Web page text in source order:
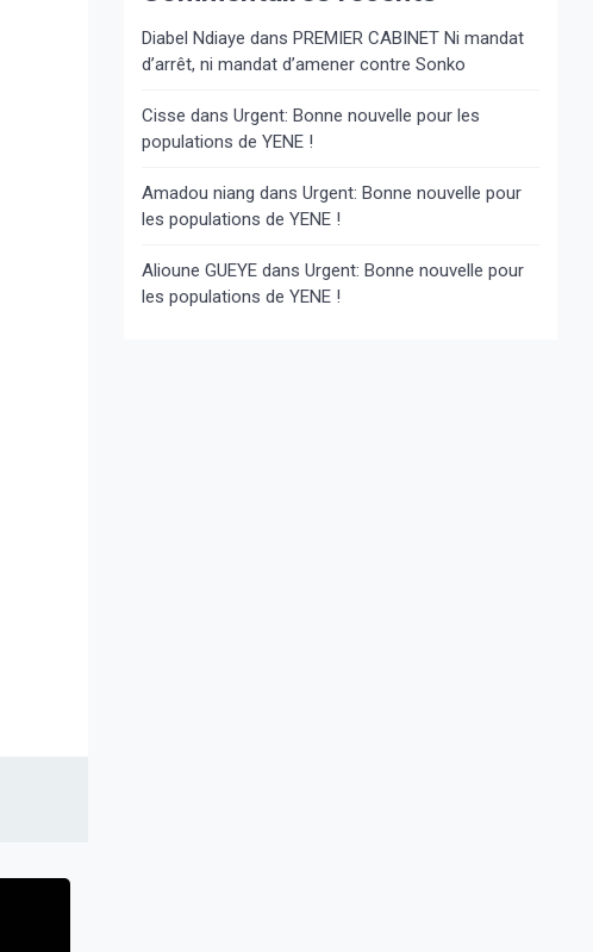
Diabel Ndiaye dans PREMIER CABINET Ni mandat
d’arrêt, ni mandat d’amener contre Sonko
Cisse dans Urgent: Bonne nouvelle pour les
populations de YENE !
Amadou niang dans Urgent: Bonne nouvelle pour
les populations de YENE !
Alioune GUEYEdans Urgent: Bonne nouvelle pour
les populations de YENE !